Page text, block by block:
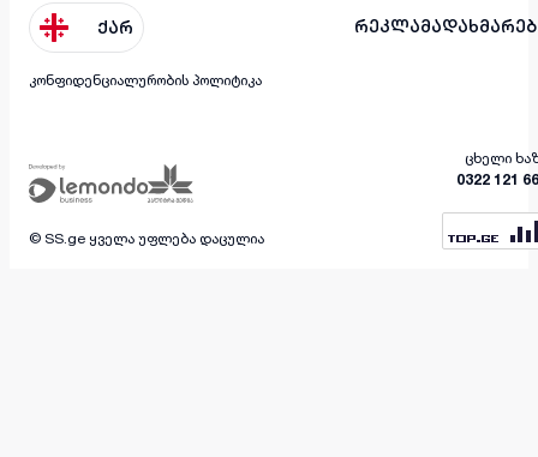
ქარ რეკლამა
კონფიდენციალურობის პოლიტიკა
ცხელი
0322 121
© SS.ge ყველა უფლება დაცულია